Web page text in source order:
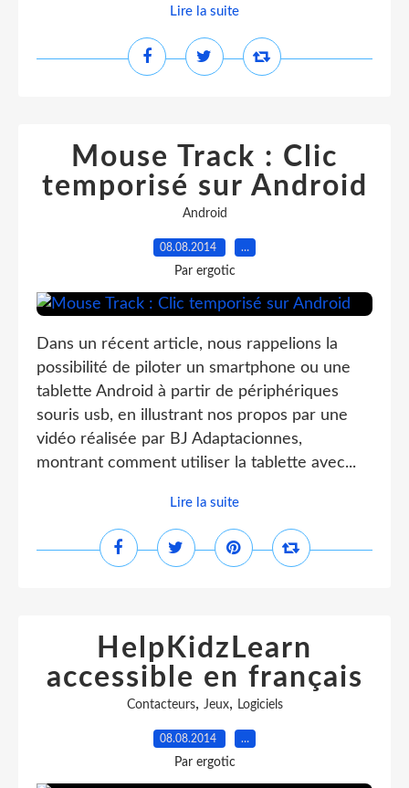
Lire la suite
Mouse Track : Clic
temporisé sur Android
Android
08.08.2014 …
Par ergotic
Dans un récent article, nous rappelions la
possibilité de piloter un smartphone ou une
tablette Android à partir de périphériques
souris usb, en illustrant nos propos par une
vidéo réalisée par BJ Adaptacionnes,
montrant comment utiliser la tablette avec...
Lire la suite
HelpKidzLearn
accessible en français
Contacteurs, Jeux, Logiciels
08.08.2014 …
Par ergotic